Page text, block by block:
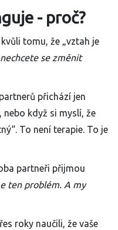
- proč?
tomu, že „vztah je
nechcete se změnit
přichází jen
nebo když si myslí, že
To není terapie. To je
partneři přijmou
ten problém. A my
roky naučili, že vaše